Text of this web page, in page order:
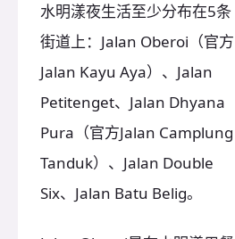
水明漾夜生活至少分布在5条
街道上：Jalan Oberoi（官方
Jalan Kayu Aya）、Jalan
Petitenget、Jalan Dhyana
Pura（官方Jalan Camplung
Tanduk）、Jalan Double
Six、Jalan Batu Belig。